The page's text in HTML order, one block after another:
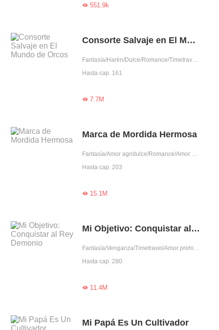
551.9k
Consorte Salvaje en El Mundo de Orcos
Fantasía/Harén/Dulce/Romance/Timetravel/Amor prohibido/Rodeada por lindos/Gentil/Fiel
Hasta cap. 161
7.7M
Marca de Mordida Hermosa
Fantasía/Amor agridulce/Romance/Amor prohibido/Auto superación/Cohabitación/Mimo exclusivo/Obediente/Chica buena/Pura/Bondadosa/Vampiro/Príncipe
Hasta cap. 203
15.1M
Mi Objetivo: Conquistar al Rey Demonio
Fantasía/Venganza/Timetravel/Amor prohibido/Predestinado/Mujer poderosa
Hasta cap. 280
11.4M
Mi Papá Es Un Cultivador